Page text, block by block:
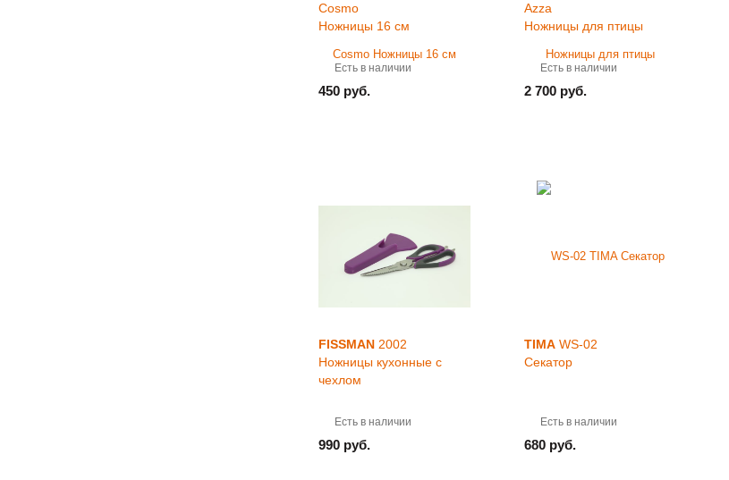
Cosmo
Ножницы 16 см
Есть в наличии
450 руб.
Azza
Ножницы для птицы
Есть в наличии
2 700 руб.
FISSMAN 2002
Ножницы кухонные с
чехлом
Есть в наличии
990 руб.
TIMA WS-02
Секатор
Есть в наличии
680 руб.